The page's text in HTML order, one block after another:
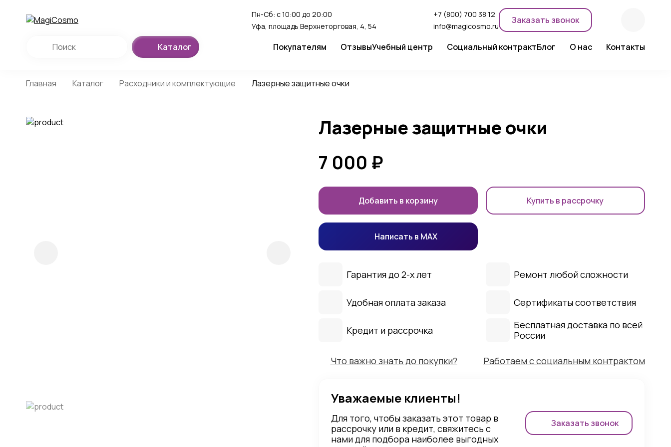
Пн-Сб: с 10:00 до 20:00
Уфа, площадь Верхнеторговая, 4, 54
+7 (800) 700 38 12
info@magicosmo.ru
Заказать звонок
Каталог Покупателям
Доставка и оплата
ОтзывыУчебный центр Социальный контрактБлог О нас Контакты
Главная Каталог Расходники и комплектующие Лазерные защитные очки
Лазерные защитные очки
7 000 ₽
Добавить в корзину Купить в рассрочку
Написать в MAX
Гарантия до 2-х лет Ремонт любой сложности
Удобная оплата заказа Сертификаты соответствия
Кредит и рассрочка
Бесплатная доставка по всей
России
Что важно знать до покупки? Работаем с социальным контрактом
Уважаемые клиенты!
Для того, чтобы заказать этот товар в
рассрочку или в кредит, свяжитесь с
нами для подбора наиболее выгодных
Заказать звонок